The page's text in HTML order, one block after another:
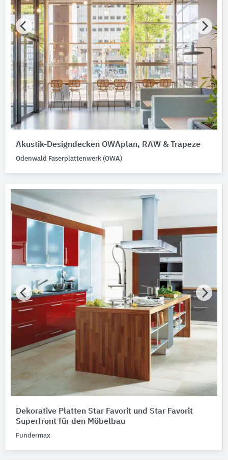
Akustik-Designdecken OWAplan, RAW & Trapeze
Odenwald Faserplattenwerk (OWA)
Dekorative Platten Star Favorit und Star Favorit
Superfront für den Möbelbau
Fundermax